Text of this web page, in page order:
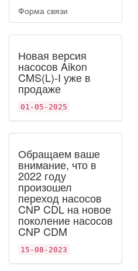
Форма связи
Новая версия
насосов Aikon
CMS(L)-I уже в
продаже
01-05-2025
Обращаем ваше
внимание, что в
2022 году
произошел
переход насосов
CNP CDL на новое
поколение насосов
CNP CDM
15-08-2023